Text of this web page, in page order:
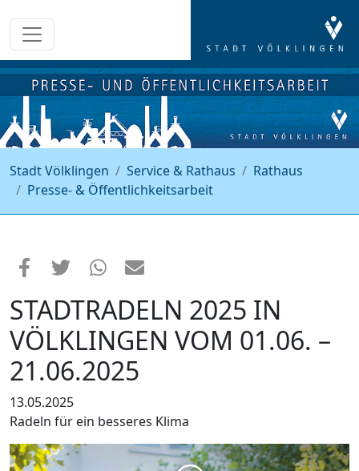
Stadt Völklingen Service & Rathaus
Rathaus
Presse- & Öffentlichkeitsarbeit
STADTRADELN 2025 IN
VÖLKLINGEN VOM 01.06. –
21.06.2025
13.05.2025
Radeln für ein besseres Klima